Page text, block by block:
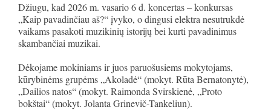
Džiugu, kad 2026 m. vasario 6 d. koncertas – konkursas
„Kaip pavadinčiau aš?“ įvyko, o dingusi elektra nesutrukdė
vaikams pasakoti muzikinių istorijų bei kurti pavadinimus
skambančiai muzikai.
Dėkojame mokiniams ir juos paruošusiems mokytojams,
kūrybinėms grupėms „Akoladė“ (mokyt. Rūta Bernatonytė),
„Dailios natos“ (mokyt. Raimonda Svirskienė, „Proto
bokštai“ (mokyt. Jolanta Grinevič-Tankeliun).